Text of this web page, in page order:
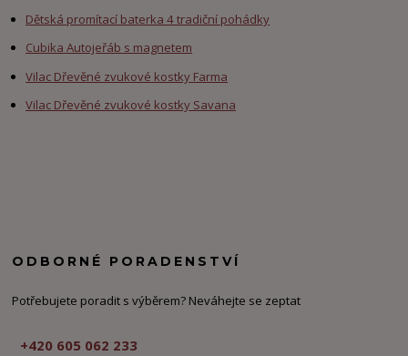
Dětská promítací baterka 4 tradiční pohádky
Cubika Autojeřáb s magnetem
Vilac Dřevěné zvukové kostky Farma
Vilac Dřevěné zvukové kostky Savana
ODBORNÉ PORADENSTVÍ
Potřebujete poradit s výběrem? Neváhejte se zeptat
+420 605 062 233